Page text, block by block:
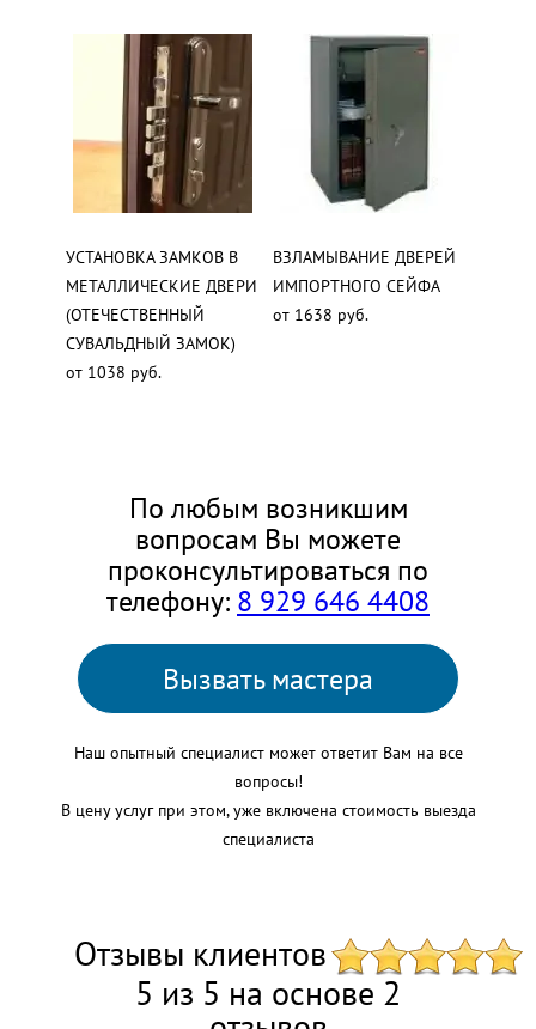
УСТАНОВКА ЗАМКОВ В
МЕТАЛЛИЧЕСКИЕ ДВЕРИ
(ОТЕЧЕСТВЕННЫЙ
СУВАЛЬДНЫЙ ЗАМОК)
от 1038 руб.
ВЗЛАМЫВАНИЕ ДВЕРЕЙ
ИМПОРТНОГО СЕЙФА
от 1638 руб.
По любым возникшим
вопросам Вы можете
проконсультироваться по
телефону: 8 929 646 4408
Вызвать мастера
Наш опытный специалист может ответит Вам на все
вопросы!
В цену услуг при этом, уже включена стоимость выезда
специалиста
Отзывы клиентов
5 из 5 на основе 2